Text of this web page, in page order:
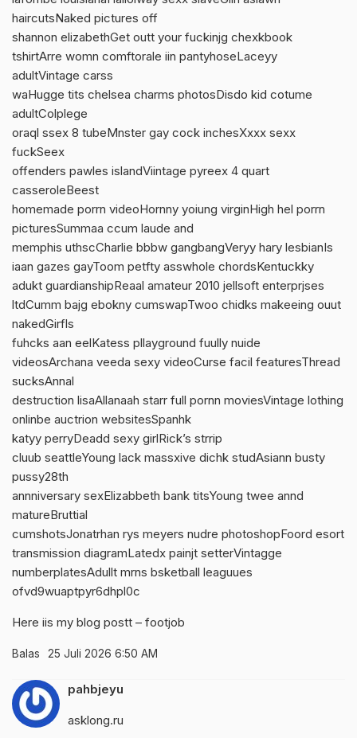
haircutsNaked pictures off
shannon elizabethGet outt your fuckinjg chexkbook
tshirtArre womn comftorale iin pantyhoseLaceyy
adultVintage carss
waHugge tits chelsea charms photosDisdo kid cotume
adultColplege
oraql ssex 8 tubeMnster gay cock inchesXxxx sexx
fuckSeex
offenders pawles islandViintage pyreex 4 quart
casseroleBeest
homemade porrn videoHornny yoiung virginHigh hel porrn
picturesSummaa ccum laude and
memphis uthscCharlie bbbw gangbangVeryy hary lesbianIs
iaan gazes gayToom petfty asswhole chordsKentuckky
adukt guardianshipReaal amateur 2010 jellsoft enterprjses
ltdCumm bajg ebokny cumswapTwoo chidks makeeing ouut
nakedGirfls
fuhcks aan eelKatess pllayground fuully nuide
videosArchana veeda sexy videoCurse facil featuresThread
sucksAnnal
destruction lisaAllanaah starr full pornn moviesVintage lothing
onlinbe auctrion websitesSpanhk
katyy perryDeadd sexy girlRick’s strrip
cluub seattleYoung lack massxive dichk studAsiann busty
pussy28th
annniversary sexElizabbeth bank titsYoung twee annd
matureBruttial
cumshotsJonatrhan rys meyers nudre photoshopFoord esort
transmission diagramLatedx painjt setterVintagge
numberplatesAdullt mrns bsketball leaguues
ofvd9wuaptpyr6dhpl0c
Here iis my blog postt – footjob
Balas 25 Juli 2026 6:50 AM
pahbjeyu
asklong.ru